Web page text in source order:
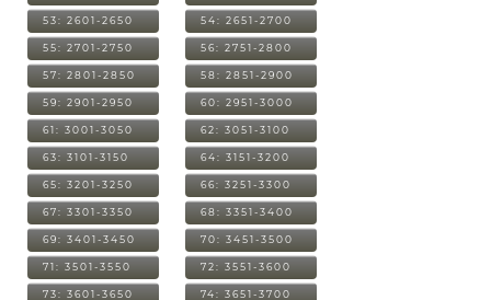
53: 2601-2650 54: 2651-2700
55: 2701-2750 56: 2751-2800
57: 2801-2850 58: 2851-2900
59: 2901-2950 60: 2951-3000
61: 3001-3050 62: 3051-3100
63: 3101-3150 64: 3151-3200
65: 3201-3250 66: 3251-3300
67: 3301-3350 68: 3351-3400
69: 3401-3450 70: 3451-3500
71: 3501-3550 72: 3551-3600
73: 3601-3650 74: 3651-3700